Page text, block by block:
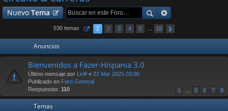
ráNuevo Tema
530 temas 1 2 3 4 5 18
Anuncios
Bienvenidos a Fazer-Hispania 3.0
Último mensaje por Liri# « 02 Mar 2025 03:00
Publicado en Foro General
Respuestas: 110 1 5 6 7 8
Temas